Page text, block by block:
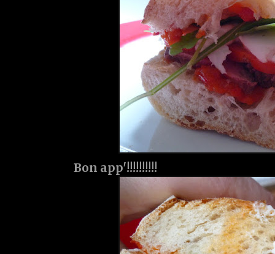
Bon app'!!!!!!!!!!